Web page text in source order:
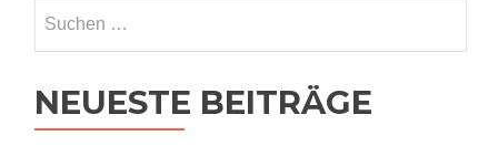
nach:
NEUESTE BEITRÄGE